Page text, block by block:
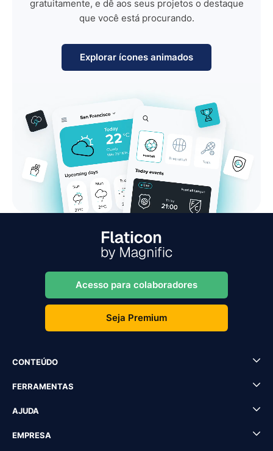
gratuitamente, e dê aos seus projetos o destaque
que você está procurando.
Explorar ícones animados
Acesso para colaboradores
Seja Premium
CONTEÚDO
FERRAMENTAS
AJUDA
EMPRESA